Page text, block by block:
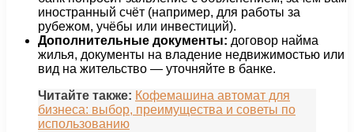
иностранный счёт (например, для работы за
рубежом, учёбы или инвестиций).
Дополнительные документы: договор найма
жилья, документы на владение недвижимостью или
вид на жительство — уточняйте в банке.
Читайте также: Кофемашина автомат для
бизнеса: выбор, преимущества и советы по
использованию